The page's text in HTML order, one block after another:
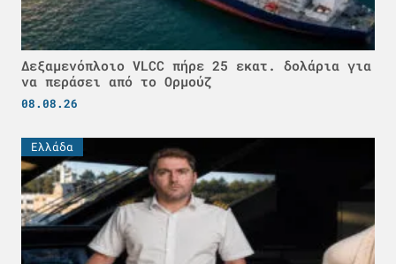
Δεξαμενόπλοιο VLCC πήρε 25 εκατ. δολάρια για
να περάσει από το Ορμούζ
08.08.26
Ελλάδα